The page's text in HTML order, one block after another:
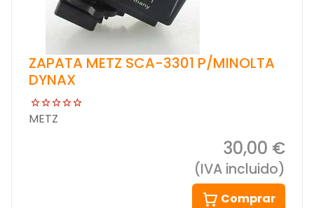
ZAPATA METZ SCA-3301 P/MINOLTA
DYNAX
METZ
30,00 €
(IVA incluido)
Comprar